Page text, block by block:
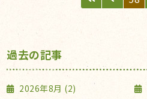
過去の記事
2026年8月 (2)